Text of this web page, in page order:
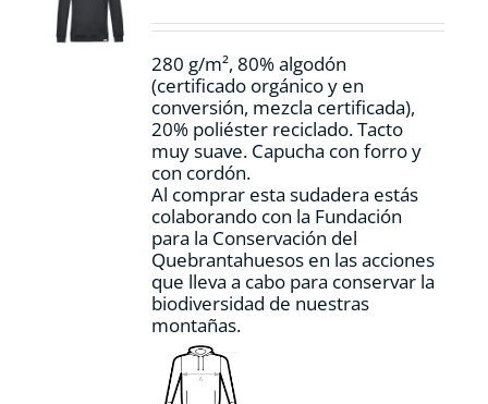
en
página
de
producto
280 g/m², 80% algodón
(certificado orgánico y en
conversión, mezcla certificada),
20% poliéster reciclado. Tacto
muy suave. Capucha con forro y
con cordón.
Al comprar esta sudadera estás
colaborando con la Fundación
para la Conservación del
Quebrantahuesos en las acciones
que lleva a cabo para conservar la
biodiversidad de nuestras
montañas.